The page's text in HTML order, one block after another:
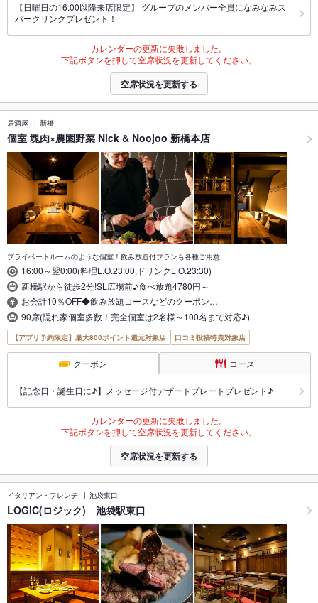
【日曜日の16:00以降来店限定】 グループのメンバー全員になみなみス
パークリングプレゼント！
カレンダーの更新に失敗しました。
下記ボタンを押して空席状況を更新してください。
空席状況を更新する
居酒屋 新橋
個室 塊肉×農園野菜 Nick & Noojoo 新橋本店
プライベートルームのような個室！飲み放題付プランも各種ご用意
16:00～翌0:00(料理L.O.23:00,ドリンクL.O.23:30)
新橋駅から徒歩2分!SL広場前♪食べ放題4780円～
お会計10％OFF◆飲み放題コースなどのクーポン…
90席(隠れ家個室多数！完全個室は2名様～100名まで対応♪)
【アプリ予約限定】最大800ポイント還元対象店 口コミ投稿特典対象店
クーポン コース
【記念日・誕生日に♪】メッセージ付デザートプレートプレゼント♪
カレンダーの更新に失敗しました。
下記ボタンを押して空席状況を更新してください。
空席状況を更新する
イタリアン・フレンチ 池袋東口
LOGIC(ロジック) 池袋駅東口